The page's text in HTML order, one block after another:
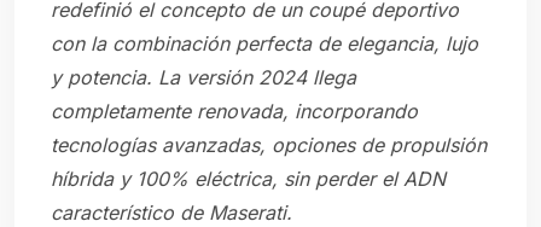
redefinió el concepto de un coupé deportivo
con la combinación perfecta de elegancia, lujo
y potencia. La versión 2024 llega
completamente renovada, incorporando
tecnologías avanzadas, opciones de propulsión
híbrida y 100% eléctrica, sin perder el ADN
característico de Maserati.